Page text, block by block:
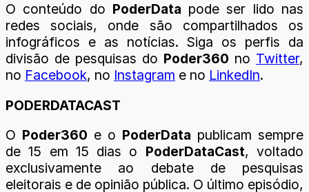
O conteúdo do PoderData pode ser lido nas
redes sociais, onde são compartilhados os
infográficos e as notícias. Siga os perfis da
divisão de pesquisas do Poder360 no Twitter,
no Facebook, no Instagram e no LinkedIn.
PODERDATACAST
O Poder360 e o PoderData publicam sempre
de 15 em 15 dias o PoderDataCast, voltado
exclusivamente ao debate de pesquisas
eleitorais e de opinião pública. O último episódio,